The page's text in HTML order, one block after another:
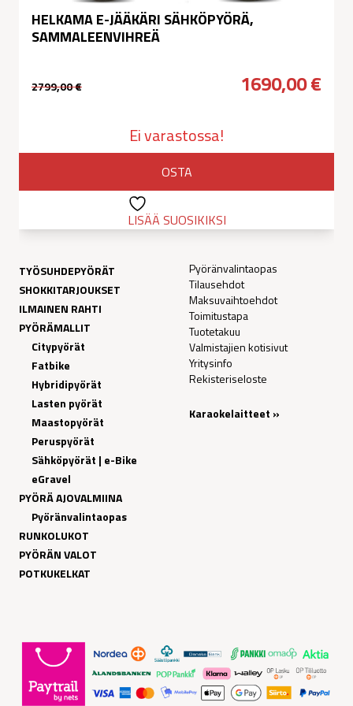
TYÖSUHDEPYÖRÄT
SHOKKITARJOUKSET
ILMAINEN RAHTI
PYÖRÄMALLIT
Citypyörät
Fatbike
Hybridipyörät
Lasten pyörät
Maastopyörät
Peruspyörät
Sähköpyörät | e-Bike
eGravel
PYÖRÄ AJOVALMIINA
Pyöränvalintaopas
RUNKOLUKOT
PYÖRÄN VALOT
POTKUKELKAT
Pyöränvalintaopas
Tilausehdot
Maksuvaihtoehdot
Toimitustapa
Tuotetakuu
Valmistajien kotisivut
Yritysinfo
Rekisteriseloste
Karaokelaitteet »
HELKAMA E-JÄÄKÄRI SÄHKÖPYÖRÄ,
SAMMALEENVIHREÄ
2799,00€
oli:
2799,00 €.
1690,00€
on:
1690,00 €.
Ei varastossa!
OSTA
LISÄÄ SUOSIKIKSI